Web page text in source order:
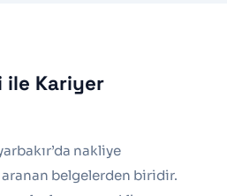
ile Kariyer
nakliye
belgelerden biridir.